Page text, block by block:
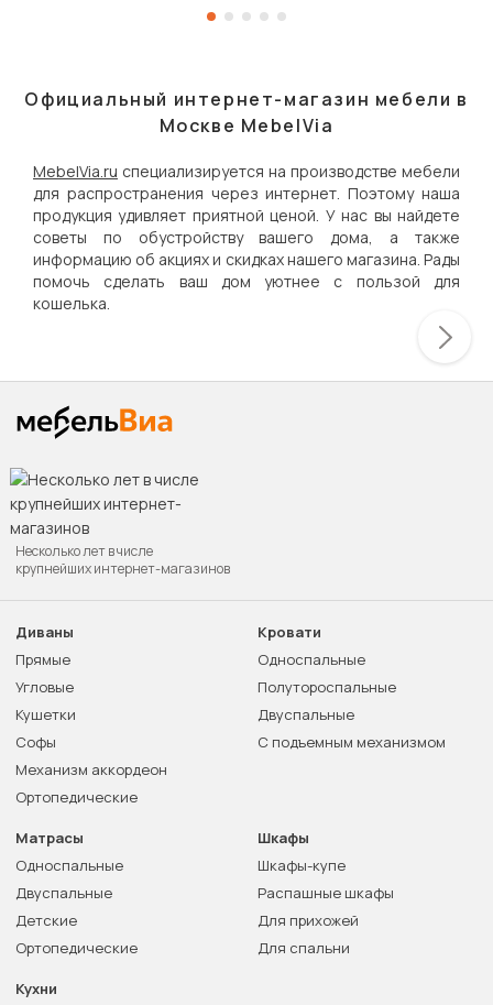
Официальный интернет-магазин мебели в
Москве MebelVia
MebelVia.ru специализируется на производстве мебели
для распространения через интернет. Поэтому наша
продукция удивляет приятной ценой. У нас вы найдете
советы по обустройству вашего дома, а также
информацию об акциях и скидках нашего магазина. Рады
помочь сделать ваш дом уютнее с пользой для
кошелька.
Несколько лет в числе
крупнейших интернет-магазинов
Диваны
Прямые
Угловые
Кушетки
Софы
Механизм аккордеон
Ортопедические
Кровати
Односпальные
Полутороспальные
Двуспальные
С подъемным механизмом
Матрасы
Односпальные
Двуспальные
Детские
Ортопедические
Шкафы
Шкафы-купе
Распашные шкафы
Для прихожей
Для спальни
Кухни